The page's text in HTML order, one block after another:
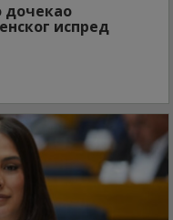
дочекао
испред